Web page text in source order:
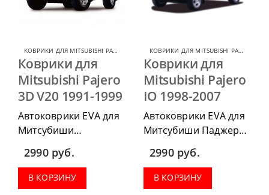
КОВРИКИ ДЛЯ MITSUBISHI PAJERO КОВРИКИ ДЛЯ MITSUBISHI
Коврики для
Mitsubishi Pajero
3D V20 1991-1999
Автоковрики EVA для
Митсубиши
2019 г.в. можно
приобрести в
комплектации:
2990 руб.
В КОРЗИНУ
КОВРИКИ ДЛЯ MITSUBISHI PAJERO IO
Коврики для
Mitsubishi Pajero
IO 1998-2007
Автоковрики EVA для
Митсубиши Паджеро
можно приобрести в
комплектации:
водительский коврик,
2990 руб.
В КОРЗИНУ